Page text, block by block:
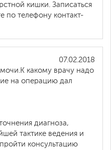
кишки. Записаться
по телефону контакт-
07.02.2018
какому врачу надо
на операцию дал
диагноза,
тактике ведения и
консультацию